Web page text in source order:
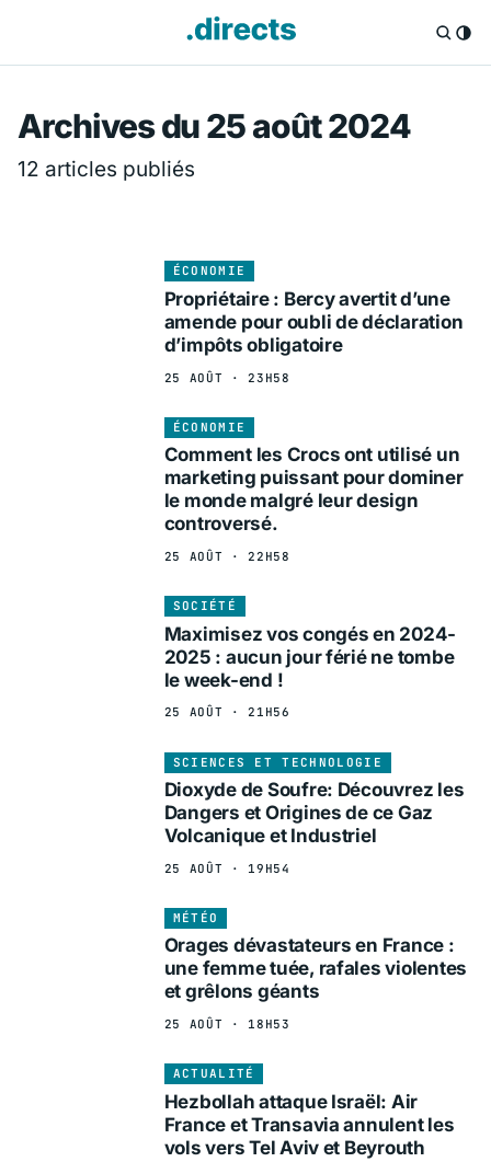
Directs.fr —
Archives du 25 août 2024
12 articles publiés
ÉCONOMIE
Propriétaire : Bercy avertit d’une
amende pour oubli de déclaration
d’impôts obligatoire
25 AOÛT · 23H58
ÉCONOMIE
Comment les Crocs ont utilisé un
marketing puissant pour dominer
le monde malgré leur design
controversé.
25 AOÛT · 22H58
SOCIÉTÉ
Maximisez vos congés en 2024-
2025 : aucun jour férié ne tombe
le week-end !
25 AOÛT · 21H56
SCIENCES ET TECHNOLOGIE
Dioxyde de Soufre: Découvrez les
Dangers et Origines de ce Gaz
Volcanique et Industriel
25 AOÛT · 19H54
MÉTÉO
Orages dévastateurs en France :
une femme tuée, rafales violentes
et grêlons géants
25 AOÛT · 18H53
ACTUALITÉ
Hezbollah attaque Israël: Air
France et Transavia annulent les
vols vers Tel Aviv et Beyrouth